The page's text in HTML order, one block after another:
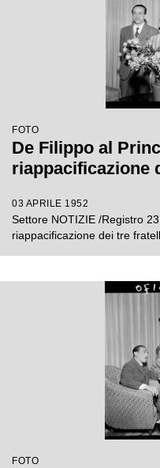
FOTO
De Filippo al
riappacificazione
03 APRILE 1952
Settore NOTIZIE /Registro
riappacificazione dei tre
FOTO